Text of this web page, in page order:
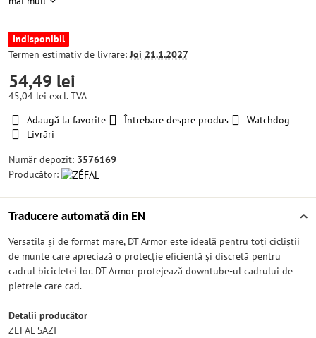
Indisponibil
Termen estimativ de livrare:Joi 21.1.2027
54,49 lei
45,04 lei excl. TVA
Adaugă la favorite
Întrebare despre produs
Watchdog
Livrări
Număr depozit: 3576169
Producător:
Traducere automată din EN
Versatila și de format mare, DT Armor este ideală pentru toți cicliștii
de munte care apreciază o protecție eficientă și discretă pentru
cadrul bicicletei lor. DT Armor protejează downtube-ul cadrului de
pietrele care cad.
Detalii producător
ZEFAL SAZI